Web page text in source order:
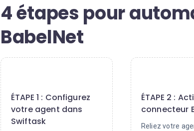
4 étapes pour
BabelNet
ÉTAPE 1 : Configurez
votre agent dans
Swiftask
ÉTAPE 2 :
connecteur
Reliez votre